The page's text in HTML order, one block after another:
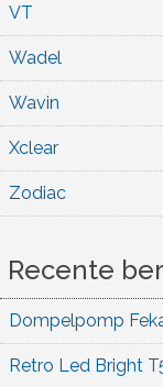
VT
Wadel
Wavin
Xclear
Zodiac
Recente
Dompelpomp
Retro Led Bright